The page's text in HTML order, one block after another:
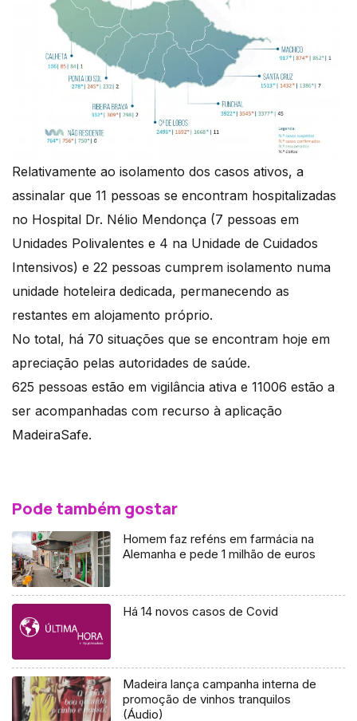
Relativamente ao isolamento dos casos ativos, a
assinalar que 11 pessoas se encontram hospitalizadas
no Hospital Dr. Nélio Mendonça (7 pessoas em
Unidades Polivalentes e 4 na Unidade de Cuidados
Intensivos) e 22 pessoas cumprem isolamento numa
unidade hoteleira dedicada, permanecendo as
restantes em alojamento próprio.
No total, há 70 situações que se encontram hoje em
apreciação pelas autoridades de saúde.
625 pessoas estão em vigilância ativa e 11006 estão a
ser acompanhadas com recurso à aplicação
MadeiraSafe.
Pode também gostar
Homem faz reféns em farmácia na
Alemanha e pede 1 milhão de euros
Há 14 novos casos de Covid
Madeira lança campanha interna de
promoção de vinhos tranquilos
(Áudio)